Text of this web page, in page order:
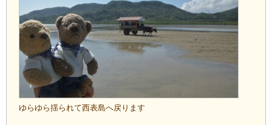
ゆらゆら揺られて西表島へ戻ります